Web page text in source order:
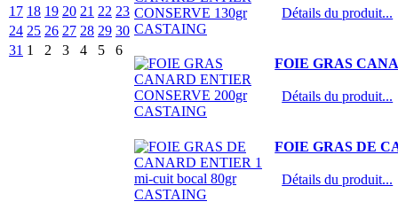
17 18 19 20 21 22 23
24 25 26 27 28 29 30
31 1 2 3 4 5 6
Détails du produit...
FOIE GRAS
Détails du produit...
FOIE GRAS DE
Détails du produit...